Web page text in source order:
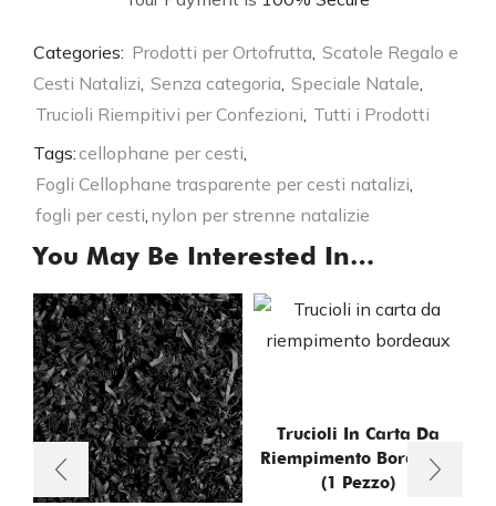
Categories: Prodotti per Ortofrutta Scatole Regalo e
Cesti Natalizi Senza categoria Speciale Natale
Trucioli Riempitivi per Confezioni Tutti i Prodotti
Tags:cellophane per cesti
Fogli Cellophane trasparente per cesti natalizi
fogli per cesti nylon per strenne natalizie
You May Be Interested In…
Trucioli In Carta Da
Riempimento Bordeaux
(1 Pezzo)